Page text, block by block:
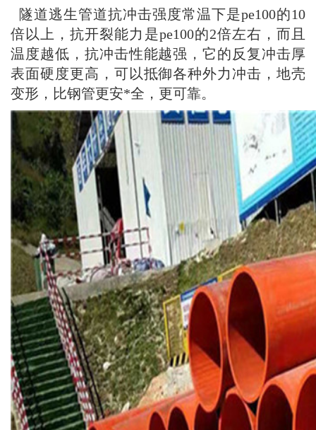
隧道逃生管道抗冲击强度常温下是pe100的10
倍以上，抗开裂能力是pe100的2倍左右，而且
温度越低，抗冲击性能越强，它的反复冲击厚
表面硬度更高，可以抵御各种外力冲击，地壳
变形，比钢管更安*全，更可靠。